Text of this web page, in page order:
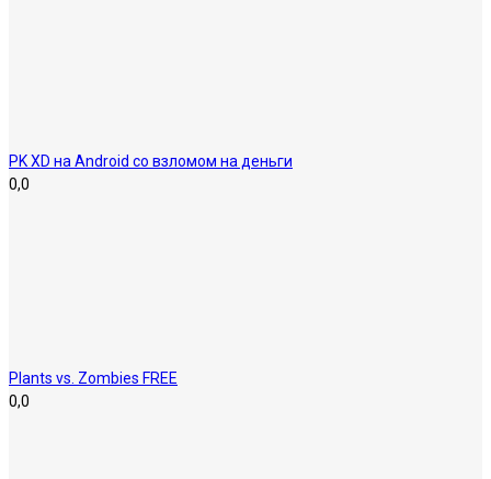
PK XD на Android со взломом на деньги
0,0
Plants vs. Zombies FREE
0,0